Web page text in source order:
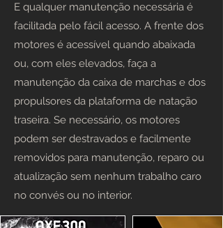
E qualquer manutenção necessária é
facilitada pelo fácil acesso. A frente dos
motores é acessível quando abaixada
ou, com eles elevados, faça a
manutenção da caixa de marchas e dos
propulsores da plataforma de natação
traseira. Se necessário, os motores
podem ser destravados e facilmente
removidos para manutenção, reparo ou
atualização sem nenhum trabalho caro
no convés ou no interior.